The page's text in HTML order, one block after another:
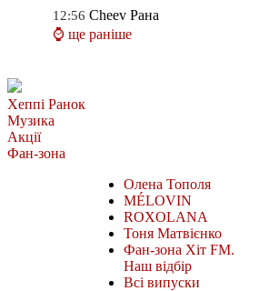
12:56 Cheev Рана
⌚ ще раніше
Хеппі Ранок
Музика
Акції
Фан-зона
Олена Тополя
MÉLOVIN
ROXOLANA
Тоня Матвієнко
Фан-зона Хіт FM.
Наш відбір
Всі випуски